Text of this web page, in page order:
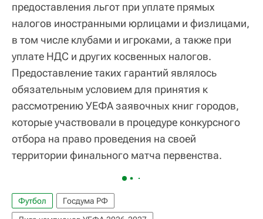
предоставления льгот при уплате прямых
налогов иностранными юрлицами и физлицами,
в том числе клубами и игроками, а также при
уплате НДС и других косвенных налогов.
Предоставление таких гарантий являлось
обязательным условием для принятия к
рассмотрению УЕФА заявочных книг городов,
которые участвовали в процедуре конкурсного
отбора на право проведения на своей
территории финального матча первенства.
Футбол
Госдума РФ